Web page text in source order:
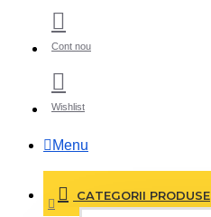
Cont nou
Wishlist
Menu
CATEGORII PRODUSE